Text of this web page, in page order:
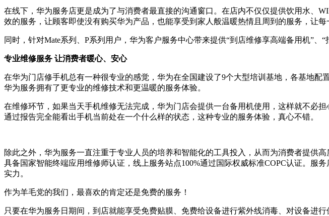
在线下，华为服务店更是成为了与消费者最直接的沟通窗口。在店内不仅仅提供饮用水、
效的服务，让顾客即使没有购买华为产品，也能享受到家人般温暖热情且周到的服务，让每
同时，针对Mate系列、P系列用户，华为客户服务中心带来提供“到店维修享高端备用机”、“
专业维修服务 让消费者暖心、安心
在华为门店修手机总有一种很专业的感觉，华为在全国建设了9个大型培训基地，各基地
华为服务拥有了更专业的维修技术和更温暖的服务体验。
在维修环节，如果当天手机维修无法完成，华为门店会提供一台备用机使用，这样就不必
通过报告完全能看出手机当前处在一个什么样的状态，这种专业的服务体验，真心不错。
除此之外，华为服务一直注重于专业人员的培养和智能化的工具投入，从而为消费者提供
具备国家智能终端应用维修师认证，线上服务站点100%通过国际权威标准COPC认证。
实力。
作为羊毛党的我们，最喜欢的肯定还是免费的服务！
只要在华为服务日期间，到店就能享受免费贴膜、免费给设备进行紫外线消毒、对设备